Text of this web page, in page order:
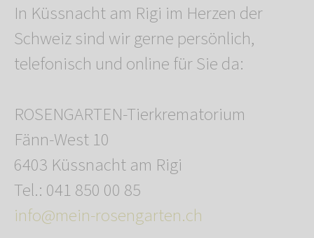
In Küssnacht am Rigi im Herzen der
Schweiz sind wir gerne persönlich,
telefonisch und online für Sie da:
ROSENGARTEN-Tierkrematorium
Fänn-West 10
6403 Küssnacht am Rigi
Tel.: 041 850 00 85
info@mein-rosengarten.ch